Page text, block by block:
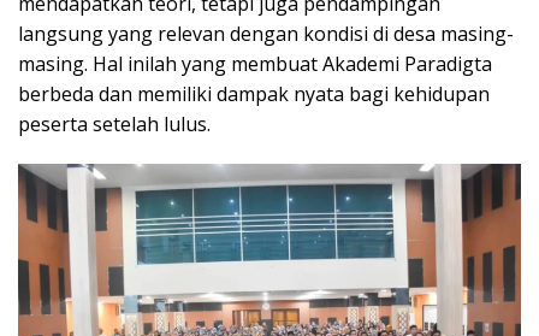
langsung yang relevan dengan kondisi di desa masing-
masing. Hal inilah yang membuat Akademi Paradigta
berbeda dan memiliki dampak nyata bagi kehidupan
peserta setelah lulus.